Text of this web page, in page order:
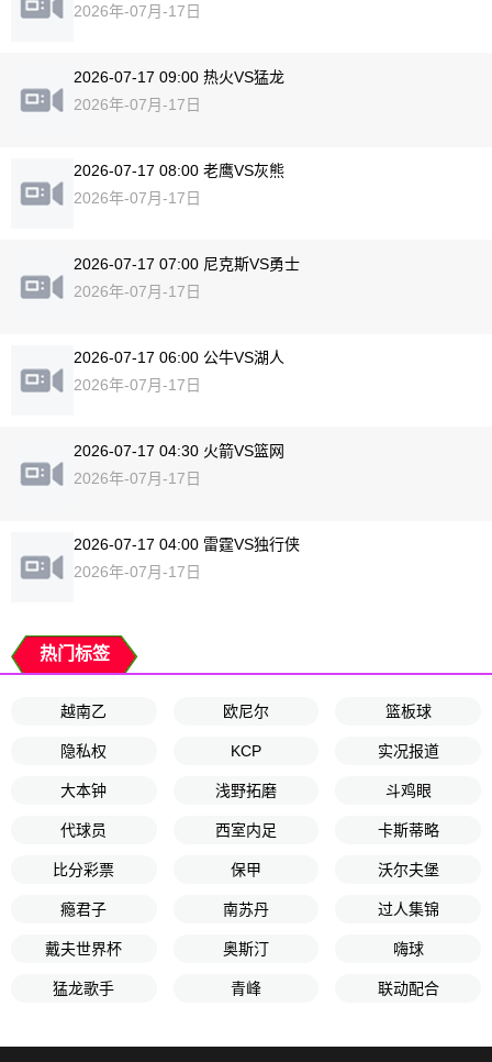
2026年-07月-17日
2026-07-17 09:00 热火VS猛龙
2026年-07月-17日
2026-07-17 08:00 老鹰VS灰熊
2026年-07月-17日
2026-07-17 07:00 尼克斯VS勇士
2026年-07月-17日
2026-07-17 06:00 公牛VS湖人
2026年-07月-17日
2026-07-17 04:30 火箭VS篮网
2026年-07月-17日
2026-07-17 04:00 雷霆VS独行侠
2026年-07月-17日
热门标签
越南乙 欧尼尔 篮板球
隐私权 KCP 实况报道
大本钟 浅野拓磨 斗鸡眼
代球员 西室内足 卡斯蒂略
比分彩票 保甲 沃尔夫堡
瘾君子 南苏丹 过人集锦
戴夫世界杯 奥斯汀 嗨球
猛龙歌手 青峰 联动配合